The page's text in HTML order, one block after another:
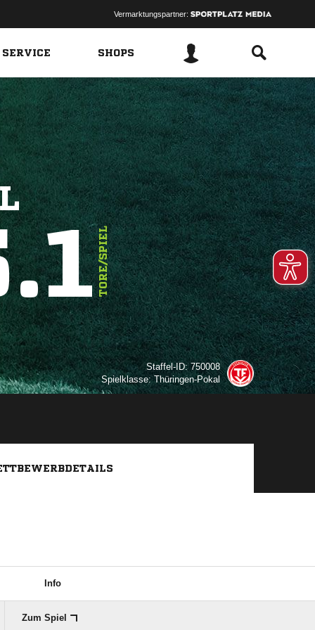
Vermarktungspartner:
SHOPS
TORE/SPIEL
Staffel-ID: 750008
Spielklasse: Thüringen-Pokal
Info
Zum Spiel